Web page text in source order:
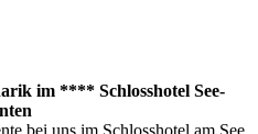
im **** Schlosshotel See-
bei uns im Schlosshotel am See.